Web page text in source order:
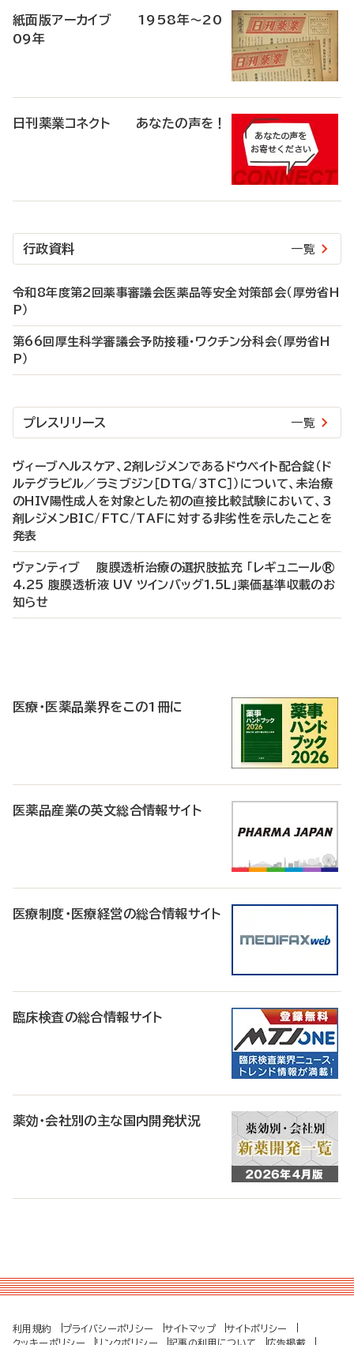
紙面版アーカイブ 1958年～20
09年
日刊薬業コネクト あなたの声を！
行政資料 一覧
令和8年度第2回薬事審議会医薬品等安全対策部会（厚労省H
P）
第66回厚生科学審議会予防接種・ワクチン分科会（厚労省H
P）
プレスリリース 一覧
ヴィーブヘルスケア、2剤レジメンであるドウベイト配合錠（ド
ルテグラビル／ラミブジン［DTG/3TC］）について、未治療
のHIV陽性成人を対象とした初の直接比較試験において、3
剤レジメンBIC/FTC/TAFに対する非劣性を示したことを
発表
ヴァンティブ 腹膜透析治療の選択肢拡充 「レギュニール®
4.25 腹膜透析液 UV ツインバッグ1.5L」薬価基準収載のお
知らせ
医療・医薬品業界をこの1冊に
医薬品産業の英文総合情報サイト
医療制度・医療経営の総合情報サイト
臨床検査の総合情報サイト
薬効・会社別の主な国内開発状況
利用規約 プライバシーポリシー サイトマップ
サイトポリシー
クッキーポリシー
リンクポリシー 記事の利用について 広告掲載